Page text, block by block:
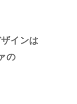
インは
の